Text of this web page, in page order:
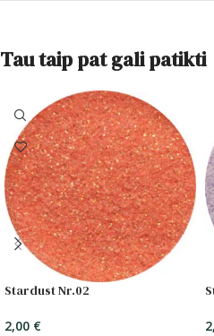
Tau taip pat gali patikti
Stardust Nr.02
2,00 €